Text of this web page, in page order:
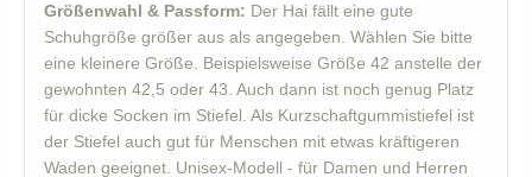
Größenwahl & Passform: Der Hai fällt eine gute
Schuhgröße größer aus als angegeben. Wählen Sie bitte
eine kleinere Größe. Beispielsweise Größe 42 anstelle der
gewohnten 42,5 oder 43. Auch dann ist noch genug Platz
für dicke Socken im Stiefel. Als Kurzschaftgummistiefel ist
der Stiefel auch gut für Menschen mit etwas kräftigeren
Waden geeignet. Unisex-Modell - für Damen und Herren